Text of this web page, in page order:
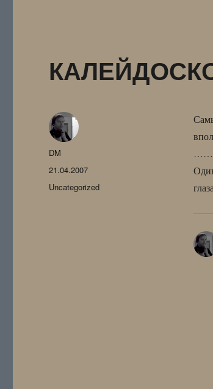
Автор
DM
Опубликовано
21.04.2007
Рубрики
Uncategorized